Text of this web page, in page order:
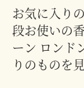
お気に入り
段お使いの
ーン ロンド
りのものを